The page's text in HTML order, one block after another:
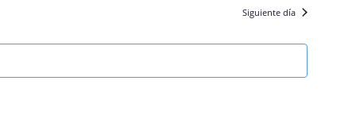
Siguiente día